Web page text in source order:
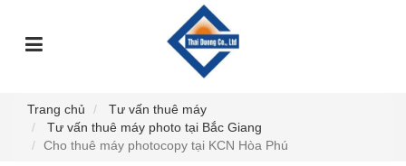
CHỦ
THIỆU
VỤ
KIỆN
TƯ
PHẨM
Trang chủ
Tư vấn thuê máy
Tư vấn thuê máy photo tại Bắc Giang
Cho thuê máy photocopy tại KCN Hòa Phú